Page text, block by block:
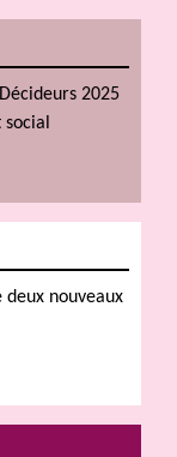
2025
deux nouveaux